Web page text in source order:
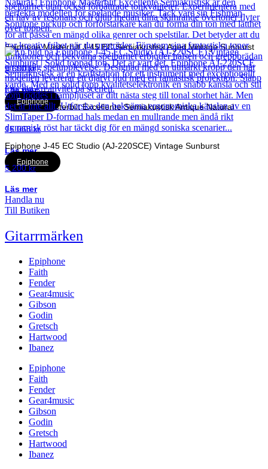
Epiphone Masterbilt J-45 EC Semiakustisk Aged Vintage Sunburst
9 600kr
Läs mer
Epiphone
Epiphone Masterbilt Excellente Semiakustisk Antique Natural
16 068kr
Läs mer
Epiphone
Epiphone J-45 EC Studio (AJ-220SCE) Vintage Sunburst
5 200kr
Läs mer
Handla nu
Till Butiken
Gitarrmärken
Epiphone
Faith
Fender
Gear4music
Gibson
Godin
Gretsch
Hartwood
Ibanez
Epiphone
Faith
Fender
Gear4music
Gibson
Godin
Gretsch
Hartwood
Ibanez